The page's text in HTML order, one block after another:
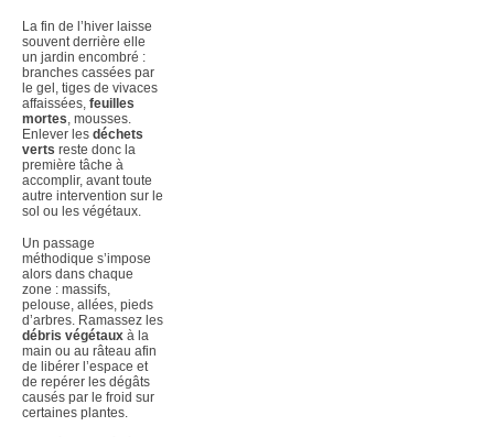
La fin de l’hiver laisse
souvent derrière elle
un jardin encombré :
branches cassées par
le gel, tiges de vivaces
affaissées, feuilles
mortes , mousses.
Enlever les déchets
verts reste donc la
première tâche à
accomplir, avant toute
autre intervention sur le
sol ou les végétaux.
Un passage
méthodique s’impose
alors dans chaque
zone : massifs,
pelouse, allées, pieds
d’arbres. Ramassez les
débris végétaux à la
main ou au râteau afin
de libérer l’espace et
de repérer les dégâts
causés par le froid sur
certaines plantes.